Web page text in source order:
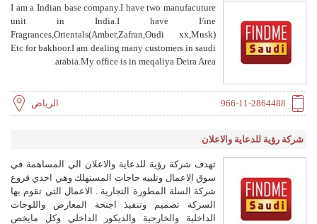
I am a Indian base company.I have two manufacuture
unit in India.I have Fine
Fragrances,Orientals(Amber,Zafran,Oudi xx,Musk)
Etc for bakhoor.I am dealing many customers in saudi
arabia.My office is in meqaliya Deira Area.
966-11-2864488 الرياض
شركة رؤية للدعاية والاعلان
تهدف شركة رؤية للدعاية والاعلان الي المساهمة في
سوق الاعمال وتلبيه حاجات المستهلك وهي احدي فروع
شركة السلة المطورة التجارية . الاعمال التي تقوم بها
السركة تصميم وتنفيذ اجنحة المعارض واللوحات
الداخلية والخارجية والديكور الداخلي وكل مايخص